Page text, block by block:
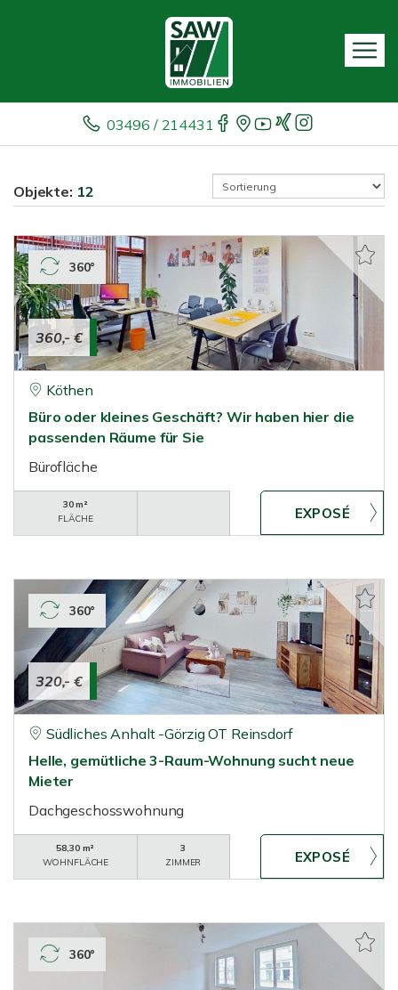
03496 / 214431
Objekte: 12
360,- €
360°
Köthen
Büro oder kleines Geschäft? Wir haben hier die
passenden Räume für Sie
Bürofläche
30 m²
FLÄCHE
320,- €
360°
Südliches Anhalt -Görzig OT Reinsdorf
Helle, gemütliche 3-Raum-Wohnung sucht neue
Mieter
Dachgeschosswohnung
58,30 m²
WOHNFLÄCHE
3
ZIMMER
360°